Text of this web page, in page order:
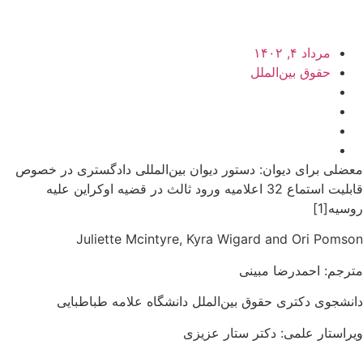
مرداد ۴, ۱۴۰۲
حقوق بین‌الملل
معضلی برای دیوان: دستور دیوان بین‌المللی دادگستری در خصوص
قابلیت استماع 32 اعلامیه ورود ثالث در قضیه اوکراین علیه
روسیه[1]
Juliette Mcintyre, Kyra Wigard and Ori Pomson
مترجم: احمدرضا مبینی
دانشجوی دکتری حقوق بین‌الملل دانشگاه علامه طباطبایی
ویراستار علمی: دکتر ستار عزیزی